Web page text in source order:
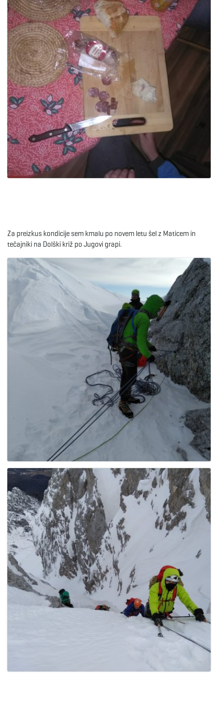
Za preizkus kondicije sem kmalu po novem letu šel z Maticem in
tečajniki na Dolški križ po Jugovi grapi.